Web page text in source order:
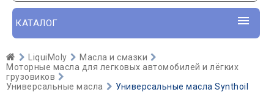
КАТАЛОГ
LiquiMoly
Масла и смазки
Моторные масла для легковых автомобилей и лёгких
грузовиков
Универсальные масла
Универсальные масла Synthoil